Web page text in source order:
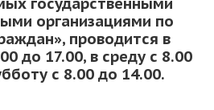
организациями по
проводится в
до 17.00, в среду с 8.00
с 8.00 до 14.00.